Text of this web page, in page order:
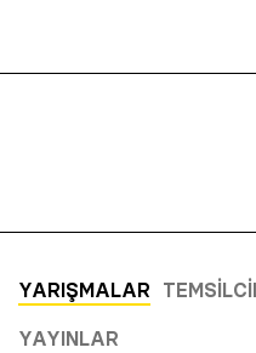
YARIŞMALAR
YAYINLAR